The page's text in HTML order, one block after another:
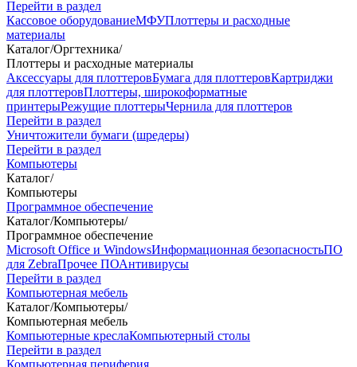
Перейти в раздел
Кассовое оборудованиеМФУПлоттеры и расходные
материалы
Каталог/Оргтехника/
Плоттеры и расходные материалы
Аксессуары для плоттеровБумага для плоттеровКартриджи
для плоттеровПлоттеры, широкоформатные
принтерыРежущие плоттерыЧернила для плоттеров
Перейти в раздел
Уничтожители бумаги (шредеры)
Перейти в раздел
Компьютеры
Каталог/
Компьютеры
Программное обеспечение
Каталог/Компьютеры/
Программное обеспечение
Microsoft Office и WindowsИнформационная безопасностьПО
для ZebraПрочее ПОАнтивирусы
Перейти в раздел
Компьютерная мебель
Каталог/Компьютеры/
Компьютерная мебель
Компьютерные креслаКомпьютерный столы
Перейти в раздел
Компьютерная периферия